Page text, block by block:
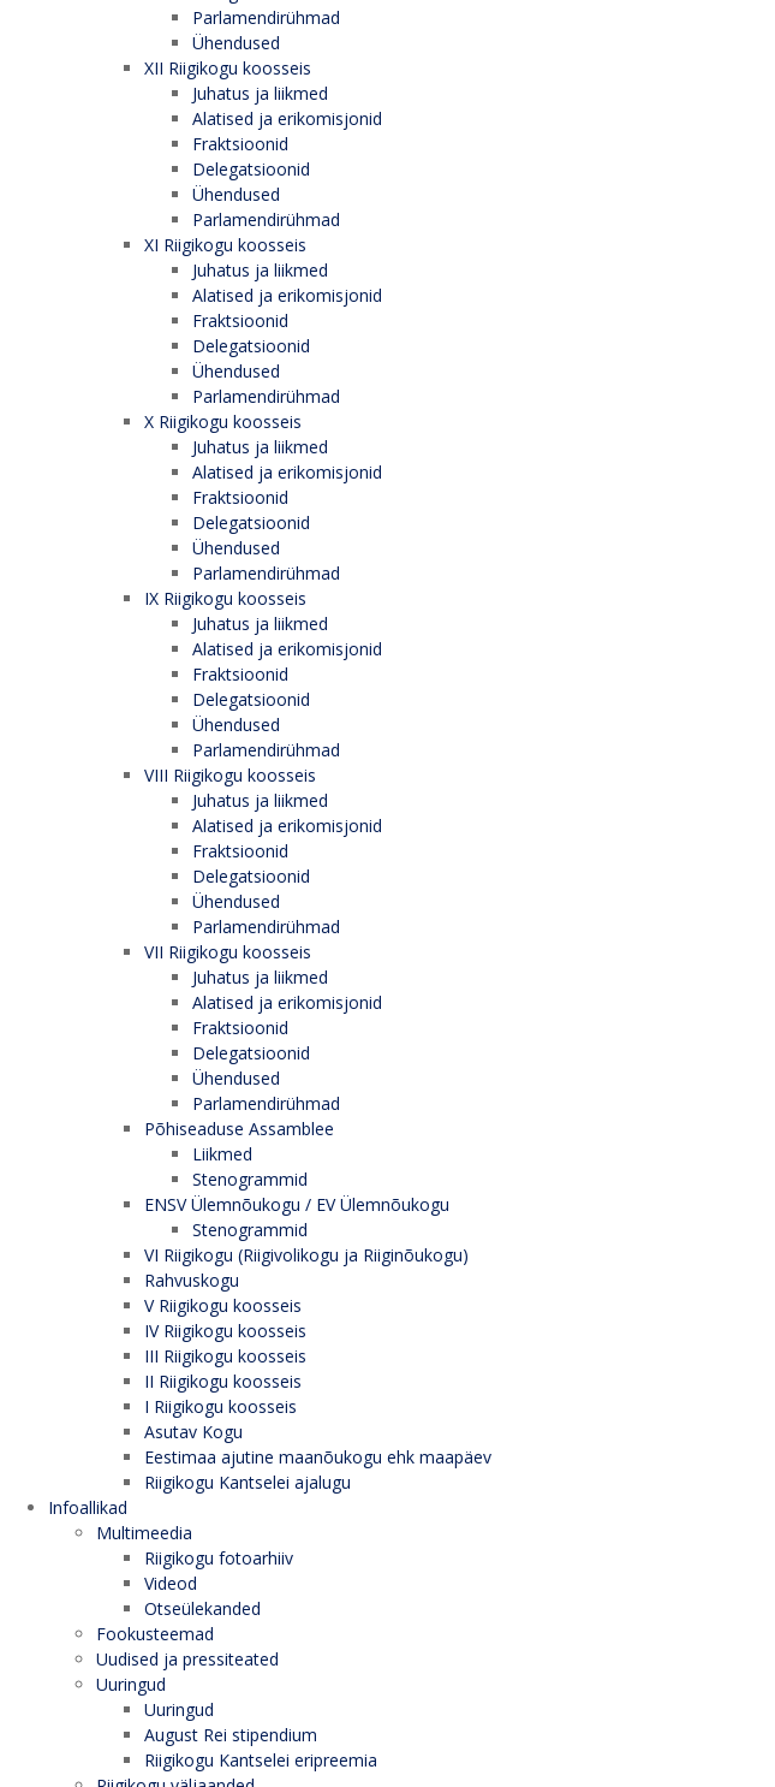
Parlamendirühmad
Ühendused
XII Riigikogu koosseis
Juhatus ja liikmed
Alatised ja erikomisjonid
Fraktsioonid
Delegatsioonid
Ühendused
Parlamendirühmad
XI Riigikogu koosseis
Juhatus ja liikmed
Alatised ja erikomisjonid
Fraktsioonid
Delegatsioonid
Ühendused
Parlamendirühmad
X Riigikogu koosseis
Juhatus ja liikmed
Alatised ja erikomisjonid
Fraktsioonid
Delegatsioonid
Ühendused
Parlamendirühmad
IX Riigikogu koosseis
Juhatus ja liikmed
Alatised ja erikomisjonid
Fraktsioonid
Delegatsioonid
Ühendused
Parlamendirühmad
VIII Riigikogu koosseis
Juhatus ja liikmed
Alatised ja erikomisjonid
Fraktsioonid
Delegatsioonid
Ühendused
Parlamendirühmad
VII Riigikogu koosseis
Juhatus ja liikmed
Alatised ja erikomisjonid
Fraktsioonid
Delegatsioonid
Ühendused
Parlamendirühmad
Põhiseaduse Assamblee
Liikmed
Stenogrammid
ENSV Ülemnõukogu / EV Ülemnõukogu
Stenogrammid
VI Riigikogu (Riigivolikogu ja Riiginõukogu)
Rahvuskogu
V Riigikogu koosseis
IV Riigikogu koosseis
III Riigikogu koosseis
II Riigikogu koosseis
I Riigikogu koosseis
Asutav Kogu
Eestimaa ajutine maanõukogu ehk maapäev
Riigikogu Kantselei ajalugu
Infoallikad
Multimeedia
Riigikogu fotoarhiiv
Videod
Otseülekanded
Fookusteemad
Uudised ja pressiteated
Uuringud
Uuringud
August Rei stipendium
Riigikogu Kantselei eripreemia